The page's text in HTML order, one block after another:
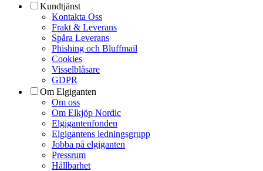
Kundtjänst
Kontakta Oss
Frakt & Leverans
Spåra Leverans
Phishing och Bluffmail
Cookies
Visselblåsare
GDPR
Om Elgiganten
Om oss
Om Elkjöp Nordic
Elgigantenfonden
Elgigantens ledningsgrupp
Jobba på elgiganten
Pressrum
Hållbarhet